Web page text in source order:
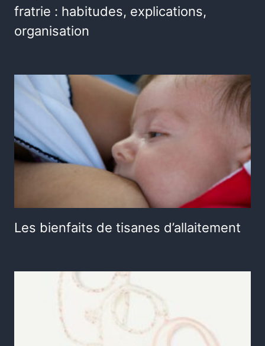
fratrie : habitudes, explications,
organisation
Les bienfaits de tisanes d’allaitement